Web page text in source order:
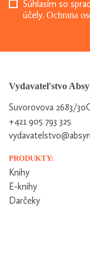
Súhlasím so
účely. Ochrana
Vydavateľstvo
Suvorovova 2683/
+421 905 793 325
PRODUKTY:
Knihy
E-knihy
Darčeky